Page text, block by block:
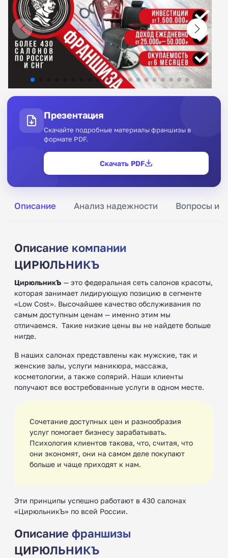
Описание Анализ надежности Вопросы и
Описание компании
ЦИРЮЛЬНИКЪ
ЦирюльникЪ — это федеральная сеть салонов красоты,
которая занимает лидирующую позицию в сегменте
«Low Cost». Высочайшее качество обслуживания по
самым доступным ценам — именно этим мы
отличаемся. ‍ Такие низкие цены вы не найдете больше
нигде.
В наших салонах представлены как мужские, так и
женские залы, услуги маникюра, массажа,
косметологии, а также солярий. Наши клиенты
получают все востребованные услуги в одном месте. ‍
Сочетание доступных цен и разнообразия
услуг помогает бизнесу зарабатывать.
Психология клиентов такова, что, считая, что
они экономят, они на самом деле покупают
больше и чаще приходят к нам.
Эти принципы успешно работают в 430 салонах
«ЦирюльникЪ» по всей России.
Описание франшизы
ЦИРЮЛЬНИКЪ
Презентация
Скачайте подробные материалы франшизы в
формате PDF.
Скачать PDF